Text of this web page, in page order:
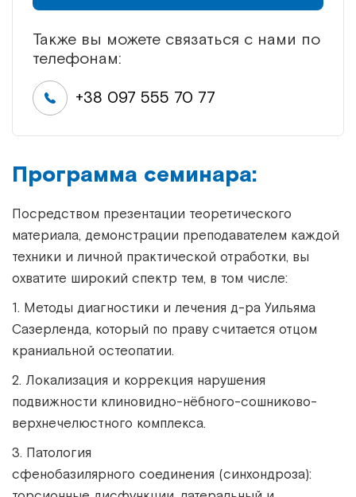
Также вы можете связаться с нами по
телефонам:
+38 097 555 70 77
Программа семинара:
Посредством презентации теоретического
материала, демонстрации преподавателем каждой
техники и личной практической отработки, вы
охватите широкий спектр тем, в том числе:
1. Методы диагностики и лечения д-ра Уильяма
Сазерленда, который по праву считается отцом
краниальной остеопатии.
2. Локализация и коррекция нарушения
подвижности клиновидно-нёбного-сошниково-
верхнечелюстного комплекса.
3. Патология
сфенобазилярного соединения (синхондроза):